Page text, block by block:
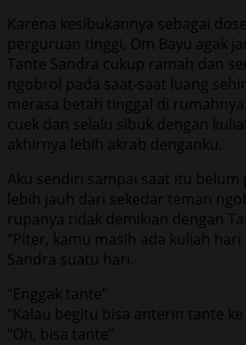
Karena kesibukannya sebagai
perguruan tinggi, Om Bayu agak
Tante Sandra cukup ramah dan
ngobrol pada saat-saat luang
merasa betah tinggal di
cuek dan selalu sibuk dengan
akhirnya lebih akrab denganku.
Aku sendiri sampai saat itu
lebih jauh dari sekedar teman
rupanya tidak demikian dengan
“Piter, kamu masih ada kuliah hari
Sandra suatu hari.
“Enggak tante”
“Kalau begitu bisa anterin tante ke
“Oh, bisa tante”